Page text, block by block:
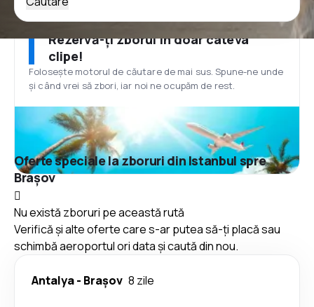
Rezervă-ți zborul în doar câteva
clipe!
Folosește motorul de căutare de mai sus. Spune-ne unde
și când vrei să zbori, iar noi ne ocupăm de rest.
Oferte speciale la zboruri din Istanbul spre
Brașov
Nu există zboruri pe această rută
Verifică și alte oferte care s-ar putea să-ți placă sau
schimbă aeroportul ori data și caută din nou.
Antalya- Brașov 8 zile